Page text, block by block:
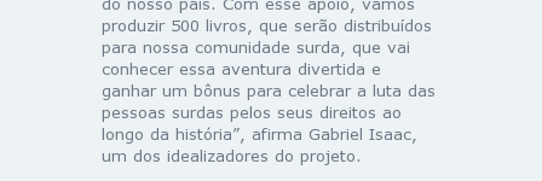
produzir 500 livros, que serão distribuídos
para nossa comunidade surda, que vai
conhecer essa aventura divertida e
ganhar um bônus para celebrar a luta das
pessoas surdas pelos seus direitos ao
longo da história”, afirma Gabriel Isaac,
um dos idealizadores do projeto.